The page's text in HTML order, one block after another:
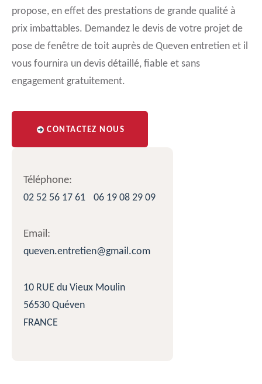
propose, en effet des prestations de grande qualité à
prix imbattables. Demandez le devis de votre projet de
pose de fenêtre de toit auprès de Queven entretien et il
vous fournira un devis détaillé, fiable et sans
engagement gratuitement.
CONTACTEZ NOUS
Téléphone:
02 52 56 17 61
06 19 08 29 09
Email:
queven.entretien@gmail.com
10 RUE du Vieux Moulin
56530 Quéven
FRANCE